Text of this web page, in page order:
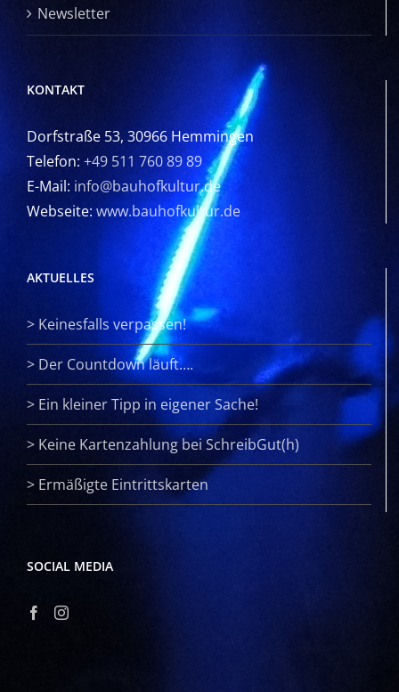
Newsletter
KONTAKT
Dorfstraße 53, 30966 Hemmingen
Telefon: +49 511 760 89 89
E-Mail: info@bauhofkultur.de
Webseite: www.bauhofkultur.de
AKTUELLES
> Keinesfalls verpassen!
> Der Countdown läuft….
> Ein kleiner Tipp in eigener Sache!
> Keine Kartenzahlung bei SchreibGut(h)
> Ermäßigte Eintrittskarten
SOCIAL MEDIA